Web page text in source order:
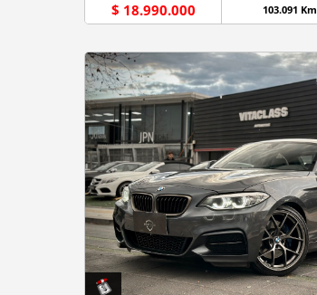
$ 18.990.000 103.091 Km